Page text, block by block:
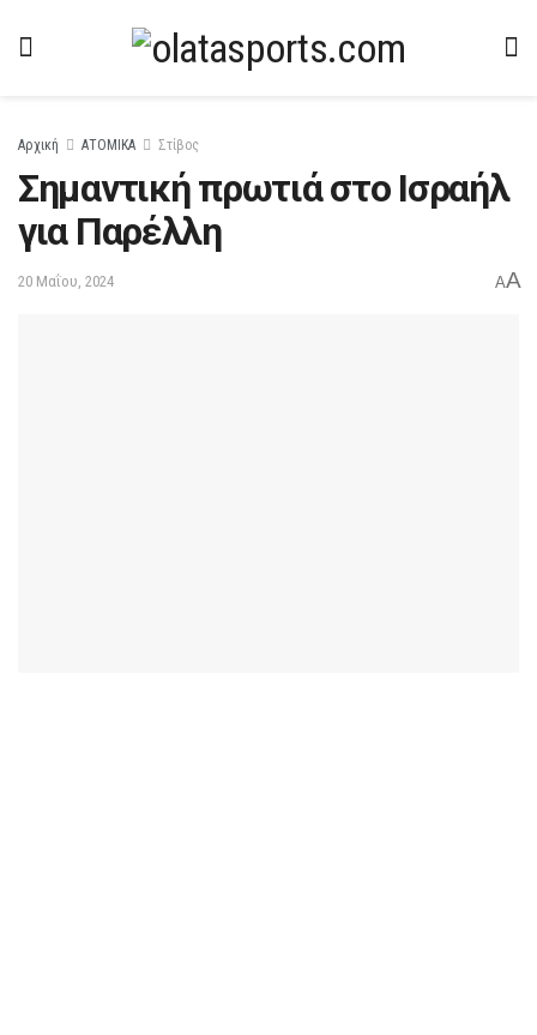
Αρχική ΑΤΟΜΙΚΑ Στίβος
Σημαντική πρωτιά στο Ισραήλ
για Παρέλλη
20 Μαΐου, 2024 AA